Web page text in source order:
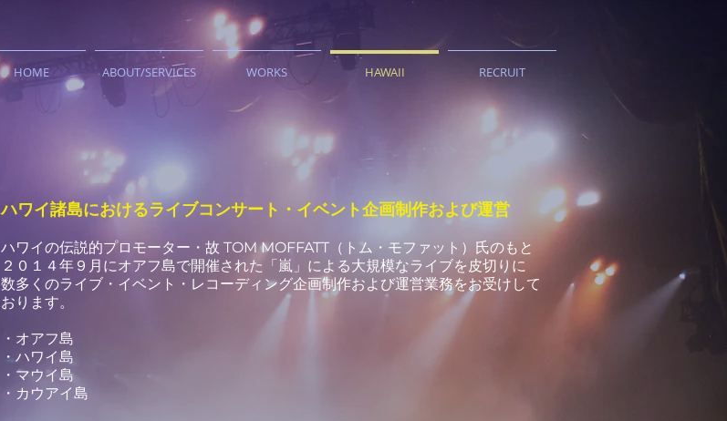
HOME ABOUT/SERVICES WORKS HAWAII RECRUIT
ハワイ諸島におけるライブコンサート・イベント企画制作および運営
ハワイの伝説的プロモーター・故 TOM MOFFATT（トム・モファット）氏のもと
２０１４年９月にオアフ島で開催された「嵐」による大規模なライブを皮切りに
数多くのライブ・イベント・レコーディング企画制作および運営業務をお受けして
おります。
・オアフ島
・ハワイ島
・マウイ島
・カウアイ島